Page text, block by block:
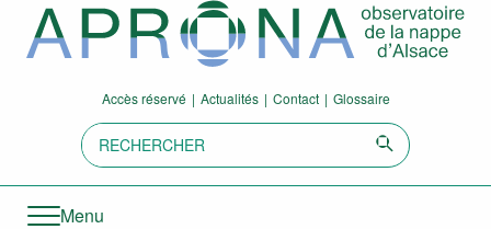
Aller directement à la navigation
Aller directement au contenu
Accès réservé Actualités Contact Glossaire
Recherche:
Envoyer
Menu